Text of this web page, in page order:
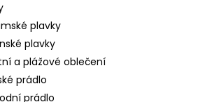
plavky
plavky
a plážové oblečení
prádlo
prádlo